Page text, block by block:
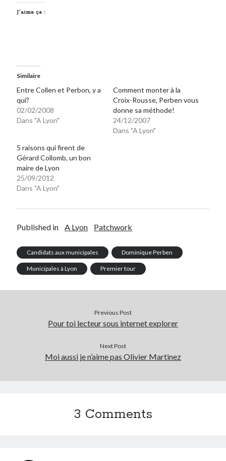
Sorties cuculturelles
Tavukoi
J’aime ça :
Similaire
Entre Collen et Perbon, y a
qui?
02/02/2008
Dans "A Lyon"
Comment monter à la
Croix-Rousse, Perben vous
donne sa méthode!
24/12/2007
Dans "A Lyon"
5 raisons qui firent de
Gérard Collomb, un bon
maire de Lyon
25/09/2012
Dans "A Lyon"
Published in A Lyon Patchwork
Candidats aux municipales Dominique Perben
Municipales à Lyon Premier tour
Previous Post
Pour toi lecteur sous internet explorer
Next Post
Moi aussi je n’aime pas Olivier Martinez
3 Comments